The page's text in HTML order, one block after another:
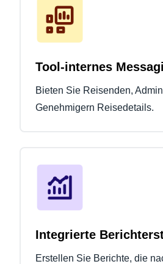
Tool-internes
Bieten Sie Reisenden,
Genehmigern Reisedetails.
Integrierte
Erstellen Sie Berichte, die